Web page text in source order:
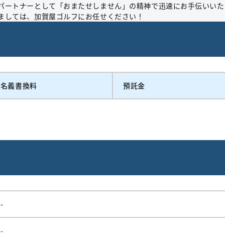
トナーとして「おまたせしません」の精神で迅速にお手伝いい
ては、加賀屋ゴルフにお任せください！
名義書換料 預託金
-
-